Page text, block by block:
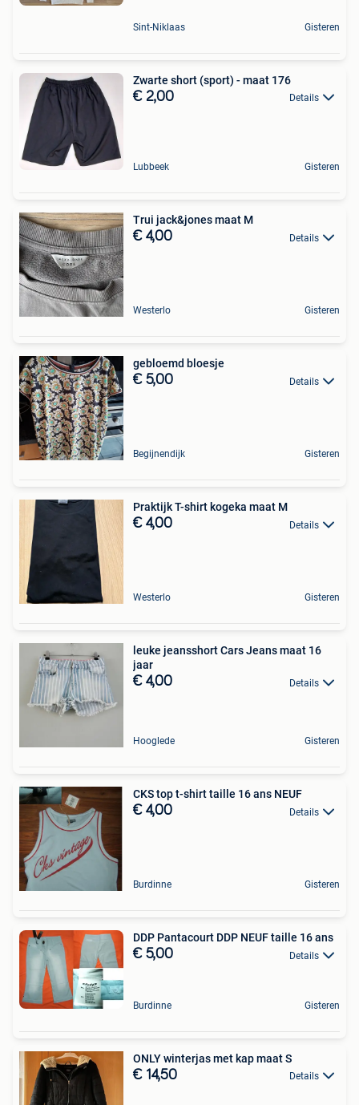
Sint-Niklaas Gisteren
Zwarte short (sport) - maat 176
€ 2,00 Details
Lubbeek Gisteren
Trui jack&jones maat M
€ 4,00 Details
Westerlo Gisteren
gebloemd bloesje
€ 5,00 Details
Begijnendijk Gisteren
Praktijk T-shirt kogeka maat M
€ 4,00 Details
Westerlo Gisteren
leuke jeansshort Cars Jeans maat 16
jaar
€ 4,00 Details
Hooglede Gisteren
CKS top t-shirt taille 16 ans NEUF
€ 4,00 Details
Burdinne Gisteren
DDP Pantacourt DDP NEUF taille 16 ans
€ 5,00 Details
Burdinne Gisteren
ONLY winterjas met kap maat S
€ 14,50 Details